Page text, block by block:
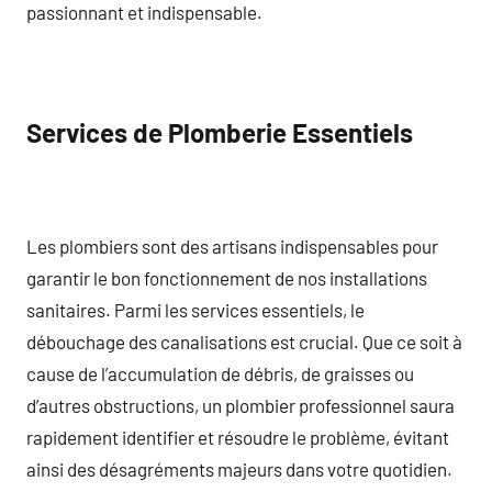
passionnant et indispensable.
Services de Plomberie Essentiels
Les plombiers sont des artisans indispensables pour
garantir le bon fonctionnement de nos installations
sanitaires. Parmi les services essentiels, le
débouchage des canalisations est crucial. Que ce soit à
cause de l’accumulation de débris, de graisses ou
d’autres obstructions, un plombier professionnel saura
rapidement identifier et résoudre le problème, évitant
ainsi des désagréments majeurs dans votre quotidien.